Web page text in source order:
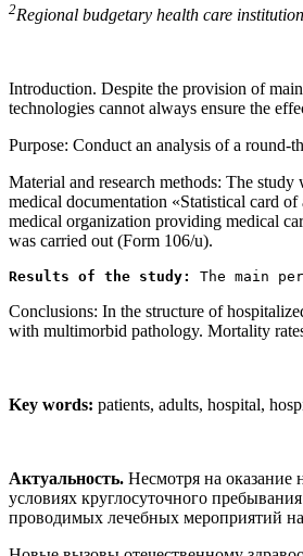
2Regional budgetary health care
Introduction. Despite the provision of
technologies cannot always ensure the
Purpose: Conduct an analysis of a
Material and research methods: The
medical documentation «Statistical card
medical organization providing medical
was carried out (Form 106/u).
Results of the study: The main
Conclusions: In the structure of
with multimorbid pathology. Mortality
Key words: patients, adults, hospital,
Актуальность. Несмотря на оказание
условиях круглосуточного
проводимых лечебных мероприятий